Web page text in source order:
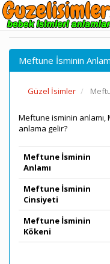
Meftune İsminin
Güzel İsimler
Meftune isminin
anlama gelir?
Meftune İsminin
Anlamı
Meftune İsminin
Cinsiyeti
Meftune İsminin
Kökeni